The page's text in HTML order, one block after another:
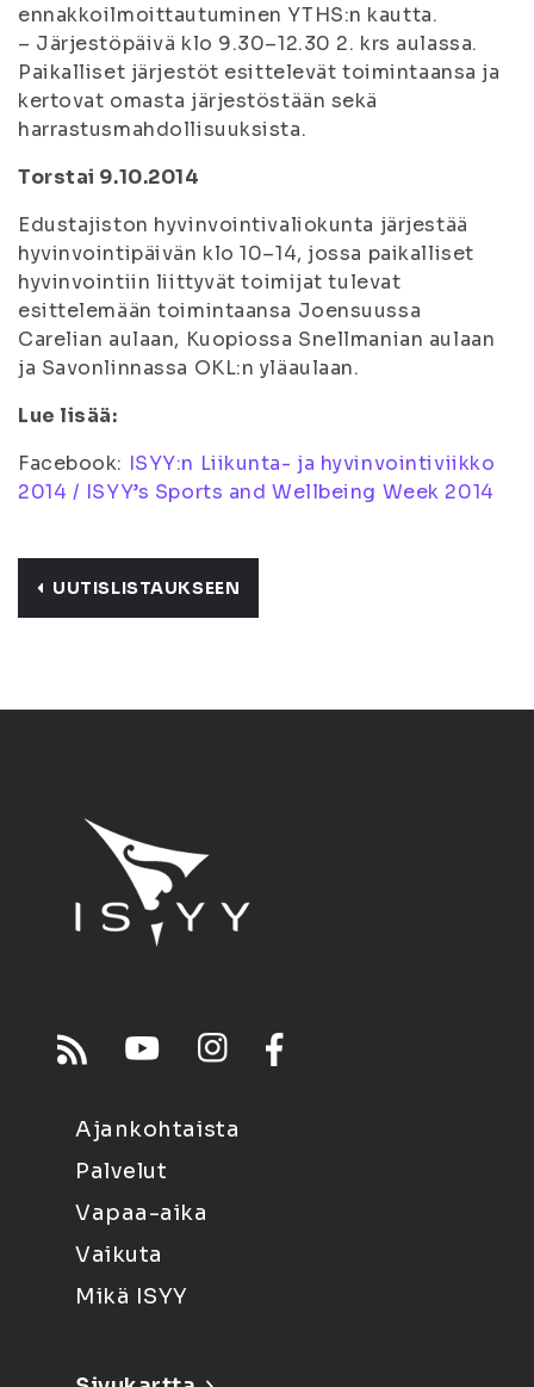
ennakkoilmoittautuminen YTHS:n kautta.
– Järjestöpäivä klo 9.30–12.30 2. krs aulassa.
Paikalliset järjestöt esittelevät toimintaansa ja
kertovat omasta järjestöstään sekä
harrastusmahdollisuuksista.
Torstai 9.10.2014
Edustajiston hyvinvointivaliokunta järjestää
hyvinvointipäivän klo 10–14, jossa paikalliset
hyvinvointiin liittyvät toimijat tulevat
esittelemään toimintaansa Joensuussa
Carelian aulaan, Kuopiossa Snellmanian aulaan
ja Savonlinnassa OKL:n yläaulaan.
Lue lisää:
Facebook: ISYY:n Liikunta- ja hyvinvointiviikko
2014 / ISYY’s Sports and Wellbeing Week 2014
UUTISLISTAUKSEEN
Ajankohtaista
Palvelut
Vapaa-aika
Vaikuta
Mikä ISYY